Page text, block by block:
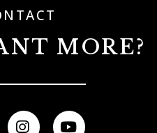
MORE?